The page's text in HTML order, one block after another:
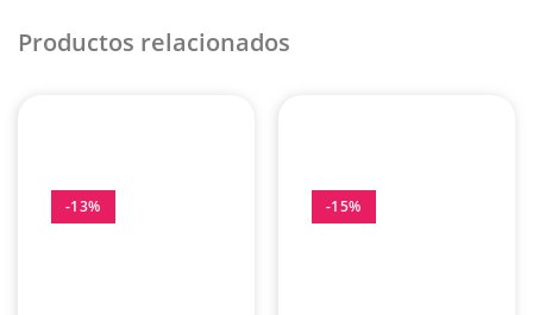
Productos relacionados
-13% -15%